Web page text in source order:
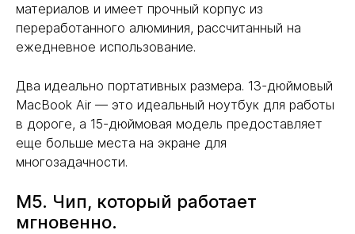
материалов и имеет прочный корпус из
переработанного алюминия, рассчитанный на
ежедневное использование.
Два идеально портативных размера. 13-дюймовый
MacBook Air — это идеальный ноутбук для работы
в дороге, а 15-дюймовая модель предоставляет
еще больше места на экране для
многозадачности.
M5. Чип, который работает
мгновенно.